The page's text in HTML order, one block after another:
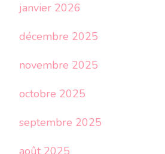
janvier 2026
décembre 2025
novembre 2025
octobre 2025
septembre 2025
août 2025